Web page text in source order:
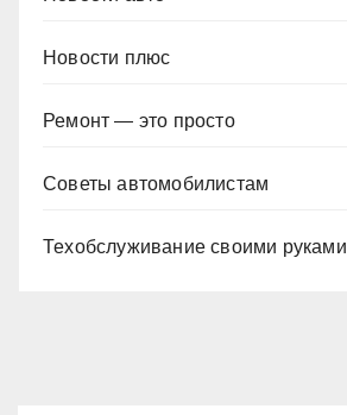
Новости плюс
Ремонт — это просто
Советы автомобилистам
Техобслуживание своими руками